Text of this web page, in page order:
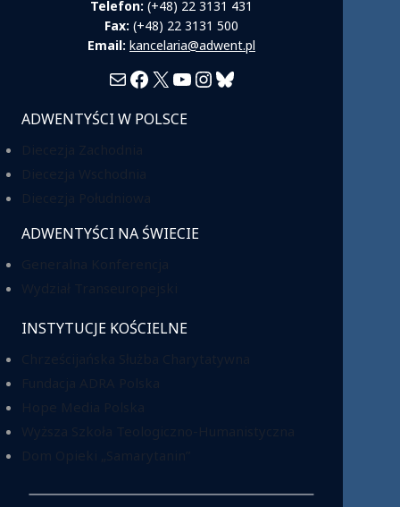
Telefon: (+48) 22 3131 431
Fax: (+48) 22 3131 500
Email: kancelaria@adwent.pl
MailFacebook
X YouTube
Instagram
Bluesky
ADWENTYŚCI W POLSCE
ADWENTYŚCI NA ŚWIECIE
INSTYTUCJE KOŚCIELNE